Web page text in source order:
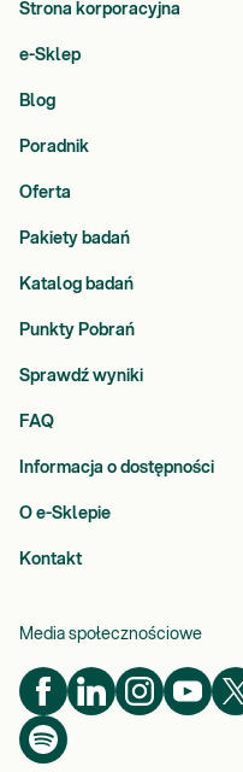
Strona korporacyjna
e-Sklep
Blog
Poradnik
Oferta
Pakiety badań
Katalog badań
Punkty Pobrań
Sprawdź wyniki
FAQ
Informacja o dostępności
O e-Sklepie
Kontakt
Media społecznościowe